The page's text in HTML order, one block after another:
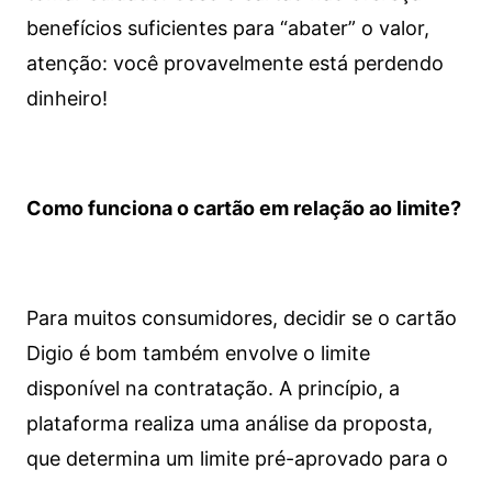
benefícios suficientes para “abater” o valor,
atenção: você provavelmente está perdendo
dinheiro!
Como funciona o cartão em relação ao limite?
Para muitos consumidores, decidir se o cartão
Digio é bom também envolve o limite
disponível na contratação. A princípio, a
plataforma realiza uma análise da proposta,
que determina um limite pré-aprovado para o